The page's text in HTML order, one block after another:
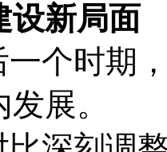
设新局面
一个时期
展。